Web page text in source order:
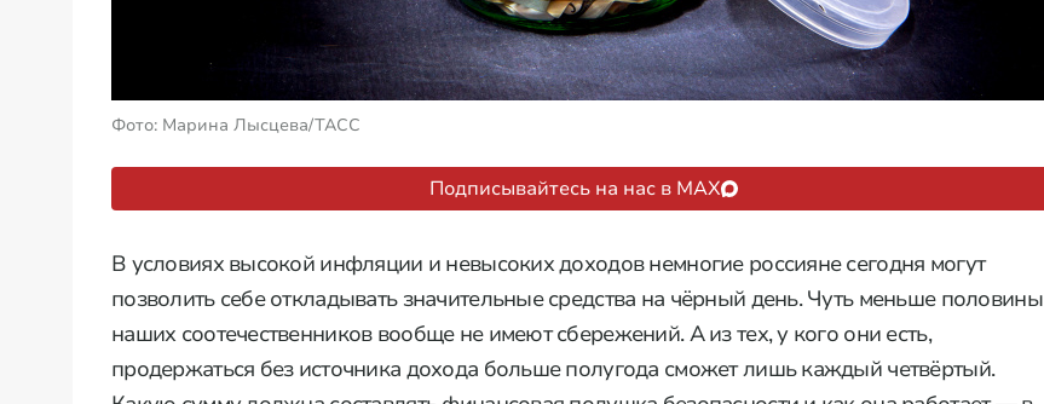
Фото: Марина Лысцева/ТАСС
Подписывайтесь на нас в MAX
В условиях высокой инфляции и невысоких доходов немногие россияне сегодня могут
позволить себе откладывать значительные средства на чёрный день. Чуть меньше половины
наших соотечественников вообще не имеют сбережений. А из тех, у кого они есть,
продержаться без источника дохода больше полугода сможет лишь каждый четвёртый.